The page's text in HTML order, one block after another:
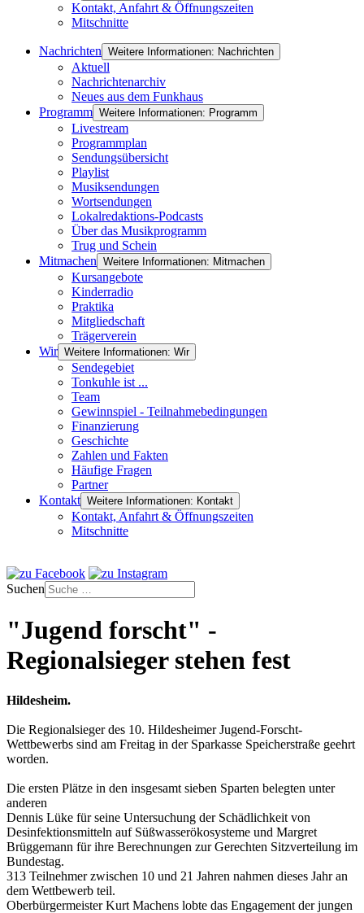
Kontakt, Anfahrt & Öffnungszeiten
Mitschnitte
Nachrichten Weitere Informationen: Nachrichten
Aktuell
Nachrichtenarchiv
Neues aus dem Funkhaus
Programm Weitere Informationen: Programm
Livestream
Programmplan
Sendungsübersicht
Playlist
Musiksendungen
Wortsendungen
Lokalredaktions-Podcasts
Über das Musikprogramm
Trug und Schein
Mitmachen Weitere Informationen: Mitmachen
Kursangebote
Kinderradio
Praktika
Mitgliedschaft
Trägerverein
Wir Weitere Informationen: Wir
Sendegebiet
Tonkuhle ist ...
Team
Gewinnspiel - Teilnahmebedingungen
Finanzierung
Geschichte
Zahlen und Fakten
Häufige Fragen
Partner
Kontakt Weitere Informationen: Kontakt
Kontakt, Anfahrt & Öffnungszeiten
Mitschnitte
Suchen
"Jugend forscht" -
Regionalsieger stehen fest
Hildesheim.
Die Regionalsieger des 10. Hildesheimer Jugend-Forscht-
Wettbewerbs sind am Freitag in der Sparkasse Speicherstraße geehrt
worden.
Die ersten Plätze in den insgesamt sieben Sparten belegten unter
anderen
Dennis Lüke für seine Untersuchung der Schädlichkeit von
Desinfektionsmitteln auf Süßwasserökosysteme und Margret
Brüggemann für ihre Berechnungen zur Gerechten Sitzverteilung im
Bundestag.
313 Teilnehmer zwischen 10 und 21 Jahren nahmen dieses Jahr an
dem Wettbewerb teil.
Oberbürgermeister Kurt Machens lobte das Engagement der jungen